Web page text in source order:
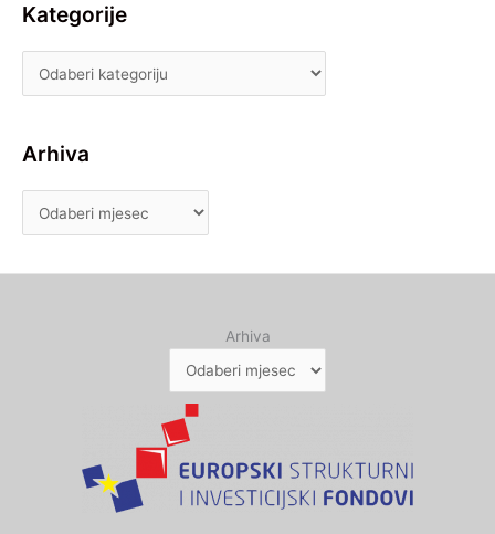
Kategorije
Arhiva
Arhiva